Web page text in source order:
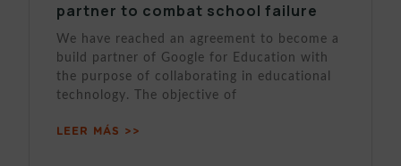
partner to combat school failure
We have reached an agreement to become a
build partner of Google for Education with
the purpose of collaborating in educational
technology. The objective of
LEER MÁS >>